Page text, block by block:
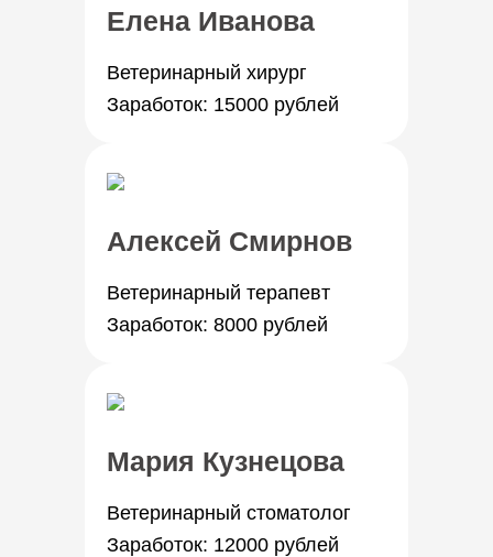
Елена Иванова
Ветеринарный хирург
Заработок: 15000 рублей
Алексей Смирнов
Ветеринарный терапевт
Заработок: 8000 рублей
Мария Кузнецова
Ветеринарный стоматолог
Заработок: 12000 рублей